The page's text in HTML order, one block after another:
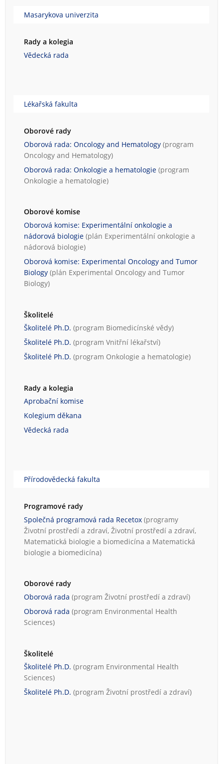
Masarykova univerzita
Rady a kolegia
Vědecká rada
Lékařská fakulta
Oborové rady
Oborová rada: Oncology and Hematology (program
Oncology and Hematology)
Oborová rada: Onkologie a hematologie (program
Onkologie a hematologie)
Oborové komise
Oborová komise: Experimentální onkologie a
nádorová biologie (plán Experimentální onkologie a
nádorová biologie)
Oborová komise: Experimental Oncology and Tumor
Biology (plán Experimental Oncology and Tumor
Biology)
Školitelé
Školitelé Ph.D. (program Biomedicínské vědy)
Školitelé Ph.D. (program Vnitřní lékařství)
Školitelé Ph.D. (program Onkologie a hematologie)
Rady a kolegia
Aprobační komise
Kolegium děkana
Vědecká rada
Přírodovědecká fakulta
Programové rady
Společná programová rada Recetox (programy
Životní prostředí a zdraví, Životní prostředí a zdraví,
Matematická biologie a biomedicína a Matematická
biologie a biomedicína)
Oborové rady
Oborová rada (program Životní prostředí a zdraví)
Oborová rada (program Environmental Health
Sciences)
Školitelé
Školitelé Ph.D. (program Environmental Health
Sciences)
Školitelé Ph.D. (program Životní prostředí a zdraví)